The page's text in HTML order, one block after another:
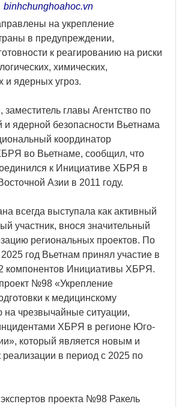
binhchunghoahoc.vn
на укрепление
в предупреждении,
к реагированию на риски
химических,
и ядерных угроз.
главы Агентство по
и ядерной безопасности Вьетнама
координатор
во Вьетнаме, сообщил, что
к Инициативе ХБРЯ в
Азии в 2011 году.
всегда выступала как активный
участник, внося значительный
региональных проектов. По
год Вьетнам принял участие в
компонентов Инициативы ХБРЯ.
№98 «Укрепление
к медицинскому
на чрезвычайные ситуации,
ХБРЯ в регионе Юго-
который является новым и
реализации в период с 2025 по
проекта №98 Ракель